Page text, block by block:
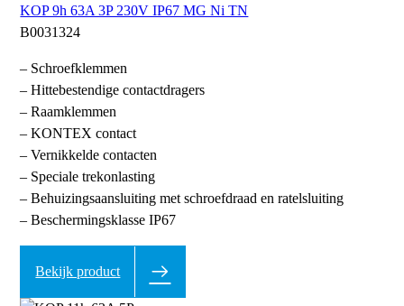
KOP 9h 63A 3P 230V IP67 MG Ni TN
B0031324
– Schroefklemmen
– Hittebestendige contactdragers
– Raamklemmen
– KONTEX contact
– Vernikkelde contacten
– Speciale trekonlasting
– Behuizingsaansluiting met schroefdraad en ratelsluiting
– Beschermingsklasse IP67
Bekijk product